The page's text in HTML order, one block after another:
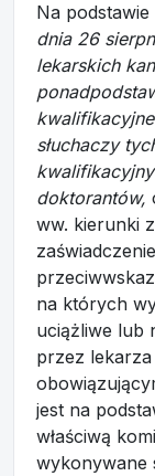
Na podstawie
dnia 26
lekarskich
słuchaczy
doktorantów,
ww. kierunki
na których
uciążliwe lub
przez
jest na
właściwą
wykonywane